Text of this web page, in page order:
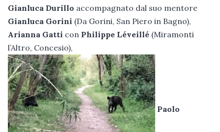
Gianluca Durillo accompagnato dal suo mentore
Gianluca Gorini (Da Gorini, San Piero in Bagno),
Arianna Gatti con Philippe Léveillé (Miramonti
l’Altro, Concesio),
Paolo